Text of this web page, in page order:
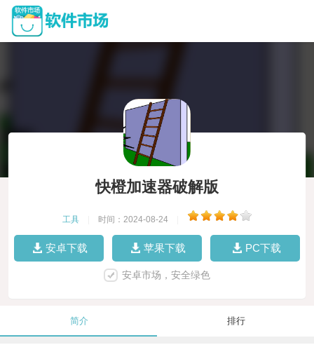
快橙加速器破解版
工具 时间：2024-08-24
安卓下载 苹果下载 PC下载
安卓市场，安全绿色
简介 排行